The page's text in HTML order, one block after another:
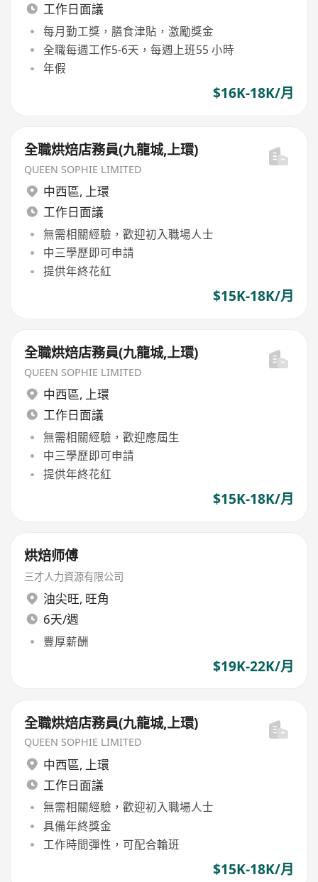
工作日面議
每月勤工獎，膳食津貼，激勵獎金
全職每週工作5-6天，每週上班55 小時
年假
$16K-18K/月
全職烘焙店務員(九龍城,上環)
QUEEN SOPHIE LIMITED
中西區, 上環
工作日面議
無需相關經驗，歡迎初入職場人士
中三學歷即可申請
提供年終花紅
$15K-18K/月
全職烘焙店務員(九龍城,上環)
QUEEN SOPHIE LIMITED
中西區, 上環
工作日面議
無需相關經驗，歡迎應屆生
中三學歷即可申請
提供年終花紅
$15K-18K/月
烘焙师傅
三才人力資源有限公司
油尖旺, 旺角
6天/週
豐厚薪酬
$19K-22K/月
全職烘焙店務員(九龍城,上環)
QUEEN SOPHIE LIMITED
中西區, 上環
工作日面議
無需相關經驗，歡迎初入職場人士
具備年終獎金
工作時間彈性，可配合輪班
$15K-18K/月